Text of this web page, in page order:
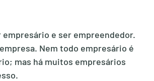
e ser empreendedor.
Nem todo empresário é
mas há muitos empresários